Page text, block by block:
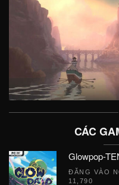
CÁC
Glowpop-
ĐĂNG VÀO
11,790